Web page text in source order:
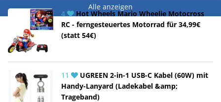
Alle anzeigen
4
Hot Wheels Mario Wheelie Motocross
RC - ferngesteuertes Motorrad für 34,99€
(statt 54€)
11
UGREEN 2-in-1 USB-C Kabel (60W) mit
Handy-Lanyard (Ladekabel &amp;
Trageband)